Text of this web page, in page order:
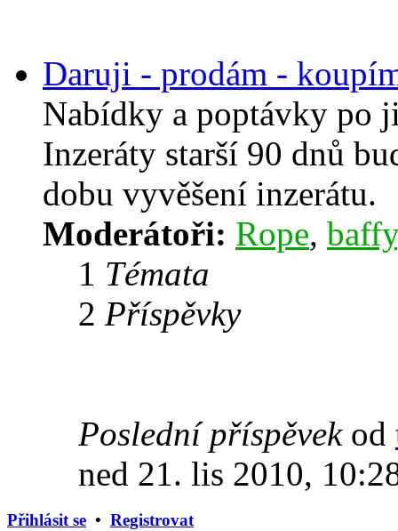
Daruji - prodám -
Nabídky a poptávky po
Inzeráty starší 90 dnů
dobu vyvěšení inzerátu.
Moderátoři: Rope, baffy
1 Témata
2 Příspěvky
Poslední příspěvekod
ned 21. lis 2010,
Přihlásit se • Registrovat